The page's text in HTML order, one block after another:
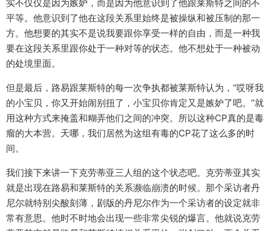
实不仅仅是因为嫉妒，而是因为他意识到了他跟莱斯特之间的不
平等。他意识到了他在这段关系里始终是被操纵和被压制的那一
方。他想要的其实不是说我要跟你享受一样的自由，而是一种我
要在这段关系里跟你处于一种对等的状态。他不想处于一种被动
的处境里面。
但是最后，路易跟莱斯特的每一次争执都被莱斯特认为，“哎呀我
的小宝贝，你又开始闹别扭了，小宝贝你肯定又是嫉妒了吧。”就
用这种方式来掩盖和糊弄他们之间的冲突。所以这种CP真的是毒
瘤的大本营。天哪，我们居然为这组有毒的CP花了这么多的时
间。
我们接下来讲一下克劳蒂亚三人组的这个状态吧。克劳蒂亚其实
就是出现在路易和莱斯特的关系濒临崩溃的时候。那个采访者丹
尼尔就特别尖酸刻薄，剧版的丹尼尔作为一个采访者的设定就非
常有意思。他时不时地会出现一些非常尖锐的爆言。他就说克劳